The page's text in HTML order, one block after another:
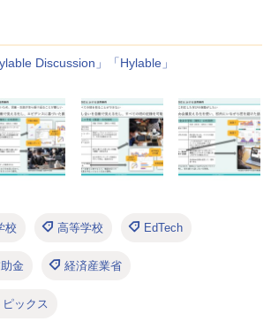
Discussion」「Hylable」
校 高等学校 EdTech
金 経済産業省
ックス